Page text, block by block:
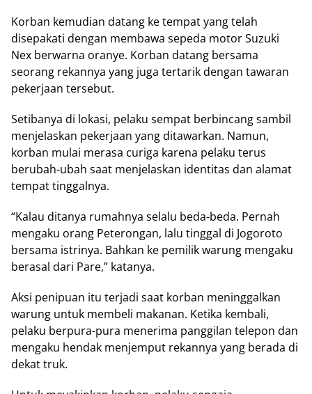
Korban kemudian datang ke tempat yang telah
disepakati dengan membawa sepeda motor Suzuki
Nex berwarna oranye. Korban datang bersama
seorang rekannya yang juga tertarik dengan tawaran
pekerjaan tersebut.
Setibanya di lokasi, pelaku sempat berbincang sambil
menjelaskan pekerjaan yang ditawarkan. Namun,
korban mulai merasa curiga karena pelaku terus
berubah-ubah saat menjelaskan identitas dan alamat
tempat tinggalnya.
“Kalau ditanya rumahnya selalu beda-beda. Pernah
mengaku orang Peterongan, lalu tinggal di Jogoroto
bersama istrinya. Bahkan ke pemilik warung mengaku
berasal dari Pare,” katanya.
Aksi penipuan itu terjadi saat korban meninggalkan
warung untuk membeli makanan. Ketika kembali,
pelaku berpura-pura menerima panggilan telepon dan
mengaku hendak menjemput rekannya yang berada di
dekat truk.